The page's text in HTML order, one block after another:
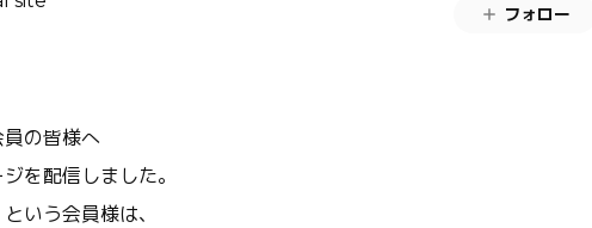
フォロー
の皆様へ
を配信しました。
いう会員様は、